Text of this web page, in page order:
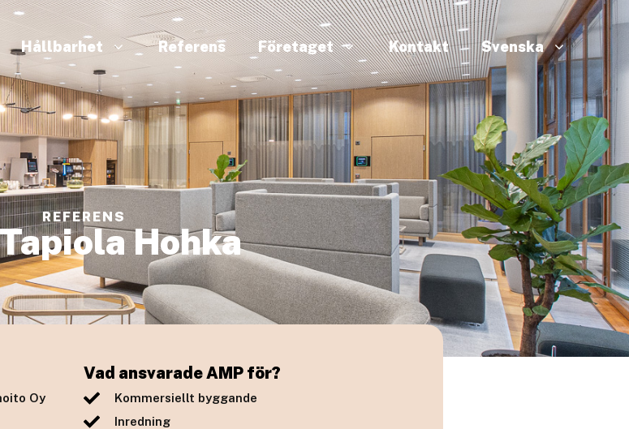
Hållbarhet Referens Företaget Kontakt Svenska
REFERENS
Hohka
Oy
Vad ansvarade AMP för?
Kommersiellt byggande
Inredning